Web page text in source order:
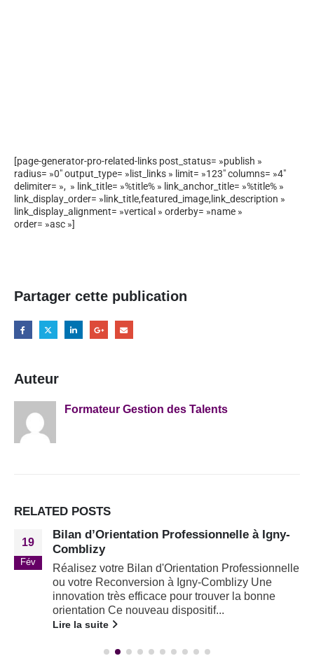
[page-generator-pro-related-links post_status= »publish »
radius= »0″ output_type= »list_links » limit= »123″ columns= »4″
delimiter= », » link_title= »%title% » link_anchor_title= »%title% »
link_display_order= »link_title,featured_image,link_description »
link_display_alignment= »vertical » orderby= »name »
order= »asc »]
Partager cette publication
Auteur
Formateur Gestion des Talents
RELATED POSTS
19
Fév
Bilan d’Orientation Professionnelle à Igny-
Comblizy
Réalisez votre Bilan d'Orientation Professionnelle
ou votre Reconversion à Igny-Comblizy Une
innovation très efficace pour trouver la bonne
orientation Ce nouveau dispositif...
Lire la suite